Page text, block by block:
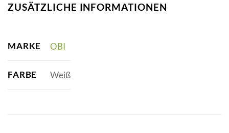
ZUSÄTZLICHE INFORMATIONEN
MARKE OBI
FARBE Weiß